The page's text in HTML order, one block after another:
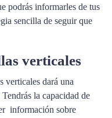
podrás informarles de tus
sencilla de seguir que
verticales
verticales dará una
la capacidad de
información sobre